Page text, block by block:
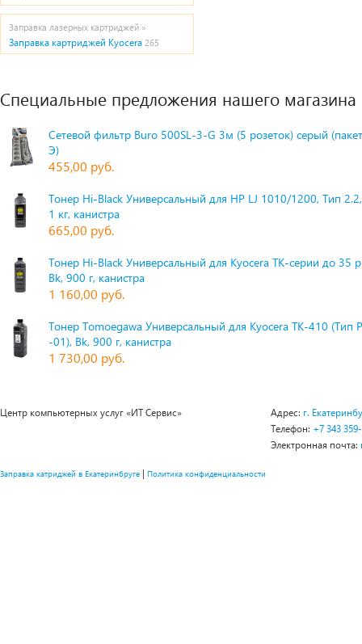
Заправка лазерных картриджей »
Заправка картриджей Kyocera 265
Специальные предложения нашего магазина
Сетевой фильтр Buro 500SL-3-G 3м (5 розеток) серый
Э)
455,00 руб.
Тонер Hi-Black Универсальный для HP LJ 1010/1200, Тип
1 кг, канистра
665,00 руб.
Тонер Hi-Black Универсальный для Kyocera TK-серии до 35
Bk, 900 г, канистра
1 160,00 руб.
Тонер Tomoegawa Универсальный для Kyocera TK-410 (Тип
-01), Bk, 900 г, канистра
1 730,00 руб.
Центр компьютерных услуг «ИТ Сервис» Адрес: г.
Телефон: +7 343
Электронная почта:
Заправка катриджей в Екатеринбруге | Политика конфиденциальности